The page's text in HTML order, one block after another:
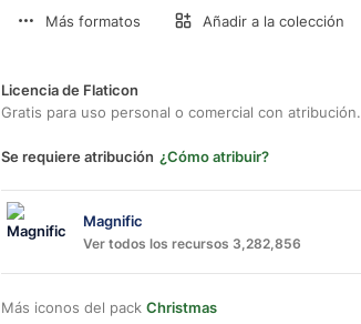
Más formatos Añadir a la colección
Licencia de Flaticon
Gratis para uso personal o comercial con atribución.
Se requiere atribución ¿Cómo atribuir?
Magnific
Ver todos los recursos 3,282,856
Más iconos del pack Christmas